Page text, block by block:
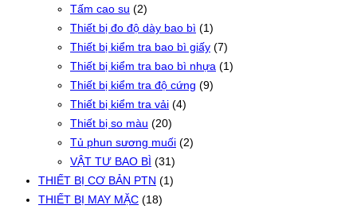
Tấm cao su (2)
Thiết bị đo độ dày bao bì (1)
Thiết bị kiểm tra bao bì giấy (7)
Thiết bị kiểm tra bao bì nhựa (1)
Thiết bị kiểm tra độ cứng (9)
Thiết bị kiểm tra vải (4)
Thiết bị so màu (20)
Tủ phun sương muối (2)
VẬT TƯ BAO BÌ (31)
THIẾT BỊ CƠ BẢN PTN (1)
THIẾT BỊ MAY MẶC (18)